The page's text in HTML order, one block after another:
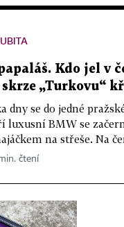
Kdo jel v
„Turkovu“
dny se do jedné
luxusní BMW se
na střeše. Na
čtení